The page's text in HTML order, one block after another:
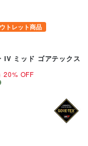
トレット商品
IV ミッド ゴアテックス
20% OFF